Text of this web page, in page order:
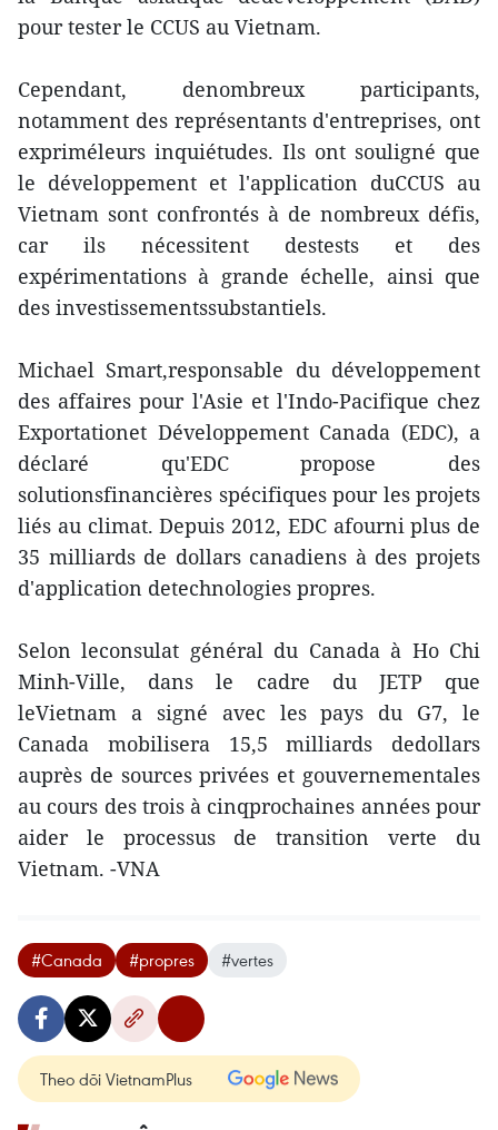
pour tester le CCUS au Vietnam.
Cependant, denombreux participants,
notamment des représentants d'entreprises, ont
expriméleurs inquiétudes. Ils ont souligné que
le développement et l'application duCCUS au
Vietnam sont confrontés à de nombreux défis,
car ils nécessitent destests et des
expérimentations à grande échelle, ainsi que
des investissementssubstantiels.
Michael Smart,responsable du développement
des affaires pour l'Asie et l'Indo-Pacifique chez
Exportationet Développement Canada (EDC), a
déclaré qu'EDC propose des
solutionsfinancières spécifiques pour les projets
liés au climat. Depuis 2012, EDC afourni plus de
35 milliards de dollars canadiens à des projets
d'application detechnologies propres.
Selon leconsulat général du Canada à Ho Chi
Minh-Ville, dans le cadre du JETP que
leVietnam a signé avec les pays du G7, le
Canada mobilisera 15,5 milliards dedollars
auprès de sources privées et gouvernementales
au cours des trois à cinqprochaines années pour
aider le processus de transition verte du
Vietnam. -VNA
#Canada #propres #vertes
Theo dõi VietnamPlus